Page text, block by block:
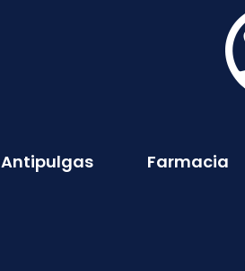
Antipulgas Farmacia